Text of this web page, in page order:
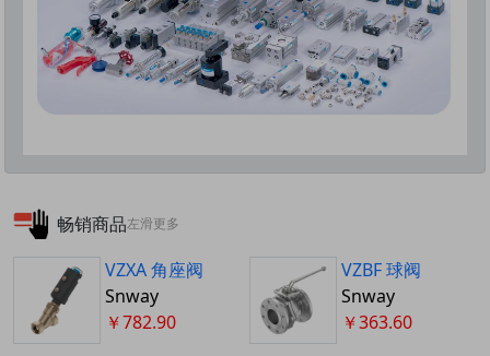
畅销商品左滑更多
VZXA 角座阀
Snway
￥782.90
VZBF 球阀
Snway
￥363.60